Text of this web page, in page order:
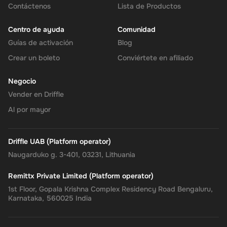
Contáctenos
Lista de Productos
Centro de ayuda
Guías de activación
Crear un boleto
Comunidad
Blog
Conviértete en afiliado
Negocio
Vender en Driffle
Al por mayor
Driffle UAB (Platform operator)
Naugarduko g. 3-401, 03231, Lithuania
Remittx Private Limited (Platform operator)
1st Floor, Gopala Krishna Complex Residency Road Bengaluru,
Karnataka, 560025 India